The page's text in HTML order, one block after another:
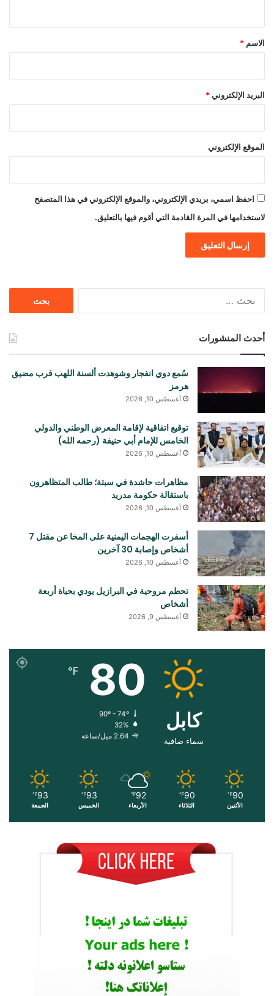
*
الاسم *
البريد الإلكتروني *
الموقع الإلكتروني
احفظ اسمي، بريدي الإلكتروني، والموقع الإلكتروني في هذا المتصفح
لاستخدامها في المرة القادمة التي أقوم فيها بالتعليق.
أحدث المنشورات
سُمع دوي انفجار وشوهدت ألسنة اللهب قرب مضيق
هرمز
أغسطس 10, 2026
توقيع اتفاقية لإقامة المعرض الوطني والدولي
الخامس للإمام أبي حنيفة (رحمه الله)
أغسطس 10, 2026
مظاهرات حاشدة في سبتة؛ طالب المتظاهرون
باستقالة حكومة مدريد
أغسطس 10, 2026
أسفرت الهجمات اليمنية على المخا عن مقتل 7
أشخاص وإصابة 30 آخرين
أغسطس 10, 2026
تحطم مروحية في البرازيل يودي بحياة أربعة
أشخاص
أغسطس 9, 2026
کابل
سماء صافية
80
℉
90º - 74º
32%
2.64 ميل/ساعة
90
℉
الأثنين
90
℉
الثلاثاء
92
℉
الأربعاء
93
℉
الخميس
93
℉
الجمعة